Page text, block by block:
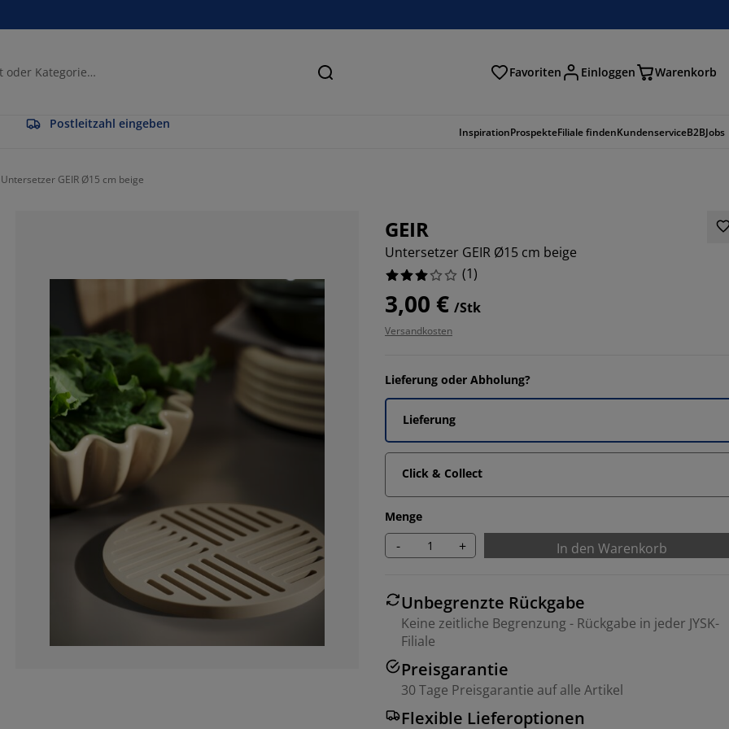
Suchen Favoriten Einloggen Warenkorb
Postleitzahl eingeben
InspirationProspekteFiliale findenKundenserviceB2BJobs
Untersetzer GEIR Ø15 cm beige
GEIR
Untersetzer GEIR Ø15 cm beige
(1)
3,00 € /Stk
Versandkosten
Lieferung oder Abholung?
Lieferung
Click & Collect
Menge
- + In den Warenkorb
Unbegrenzte Rückgabe
Keine zeitliche Begrenzung - Rückgabe in jeder JYSK-
Filiale
Preisgarantie
30 Tage Preisgarantie auf alle Artikel
Flexible Lieferoptionen